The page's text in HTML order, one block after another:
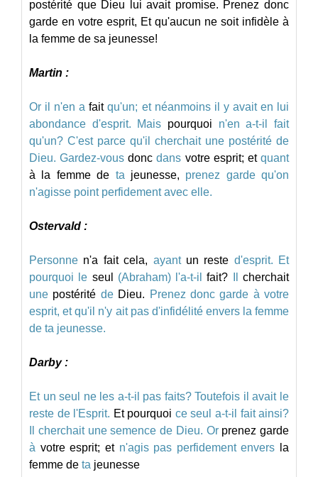
postérité que Dieu lui avait promise. Prenez donc
garde en votre esprit, Et qu'aucun ne soit infidèle à
la femme de sa jeunesse!
Martin :
Or il n'en a fait qu'un; et néanmoins il y avait en
lui
abondance d'esprit. Mais pourquoi n'en a-t-il
fait
qu'un? C'est parce qu'il cherchait une postérité de
Dieu. Gardez-vous donc dans votre esprit; et quant
à
la femme de ta jeunesse, prenez garde qu'on
n'agisse point perfidement avec elle.
Ostervald :
Personne n'a fait cela, ayant un reste d'esprit. Et
pourquoi
le seul (Abraham) l'a-t-il fait?
cherchait
une postérité de Dieu. Prenez donc garde à votre
esprit, et qu'il n'y ait pas d'infidélité envers la femme
de ta jeunesse.
Darby :
Et un seul ne les a-t-il pas faits? Toutefois il avait le
reste de l'Esprit. Et pourquoi ce seul a-t-il fait ainsi?
cherchait une semence de Dieu. Or prenez garde
à votre esprit; et n'agis pas perfidement envers
la
femme de ta jeunesse